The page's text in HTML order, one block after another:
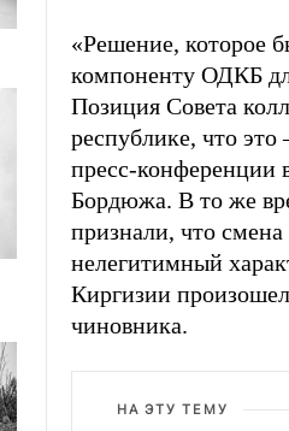
«Решение, которое
компоненту ОДКБ
Позиция Совета
республике, что это
пресс-конференции
Бордюжа. В то же
признали, что
нелегитимный
Киргизии
чиновника.
НА ЭТУ ТЕМУ